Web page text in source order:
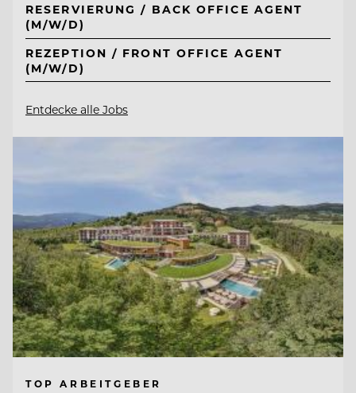
RESERVIERUNG / BACK OFFICE AGENT
(M/W/D)
REZEPTION / FRONT OFFICE AGENT
(M/W/D)
Entdecke alle Jobs
TOP ARBEITGEBER